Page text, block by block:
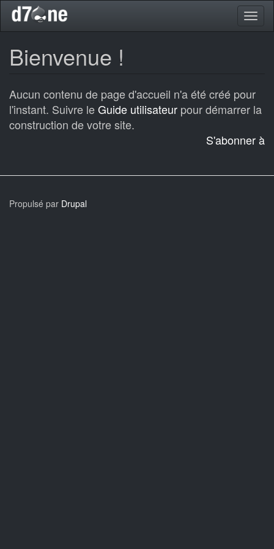
Aller
contenu
Bienvenue !
Aucun contenu de page d'accueil n'a été créé pour
l'instant. Suivre leGuide utilisateur pour démarrer la
construction de votre site.
S'abonner à
Propulsé par Drupal